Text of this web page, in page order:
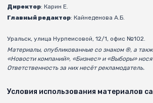
Директор: Карин Е.
Главный редактор: Кайнеденова А.Б.
Уральск, улица Нурпеисовой, 12/1, офис №102.
Материалы, опубликованные со знаком ®, а
«Новости компаний», «Бизнес» и «Выборы»
Ответственность за них несёт рекламодатель.
Условия использования материалов